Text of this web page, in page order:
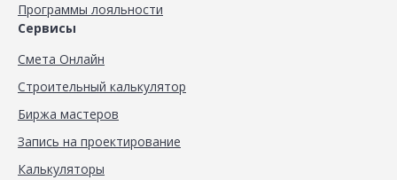
Программы лояльности
Сервисы
Смета Онлайн
Строительный калькулятор
Биржа мастеров
Запись на проектирование
Калькуляторы